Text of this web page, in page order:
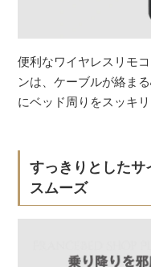
便利なワイヤレスリモ
ンは、ケーブルが絡ま
にベッド周りをスッキ
すっきりとしたサ
スムーズ